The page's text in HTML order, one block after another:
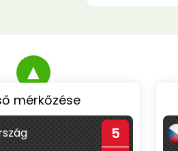
▲
mérkőzése
5